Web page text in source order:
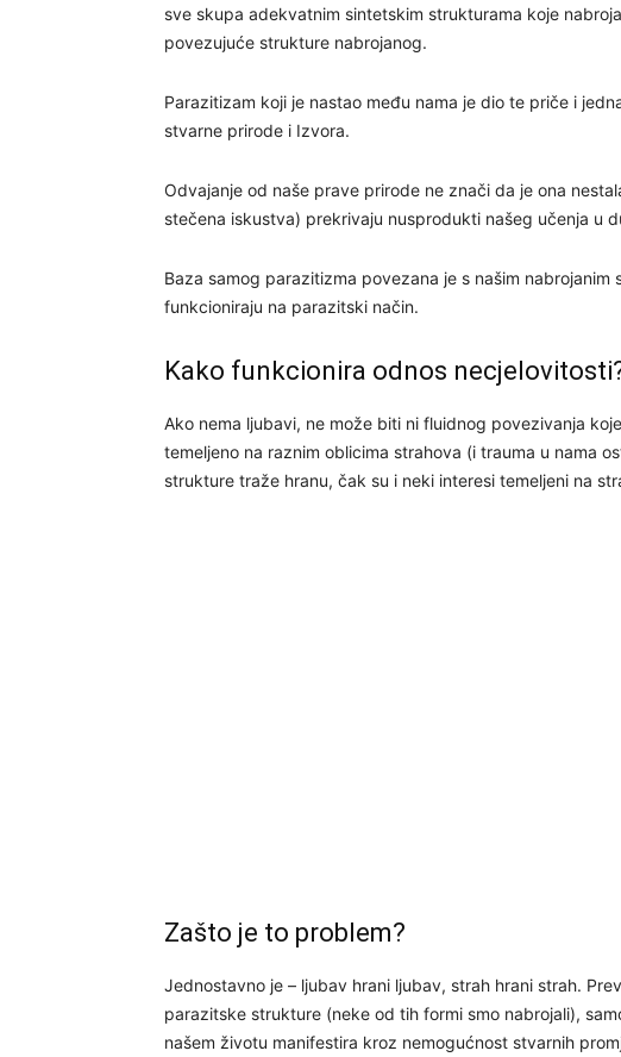
sve skupa adekvatnim sintetskim strukturama koje
povezujuće strukture nabrojanog.
Parazitizam koji je nastao među nama je dio te priče i
stvarne prirode i Izvora.
Odvajanje od naše prave prirode ne znači da je ona
stečena iskustva) prekrivaju nusprodukti našeg učenja u
Baza samog parazitizma povezana je s našim
funkcioniraju na parazitski način.
Kako funkcionira odnos
Ako nema ljubavi, ne može biti ni fluidnog povezivanja
temeljeno na raznim oblicima strahova (i trauma u nama
strukture traže hranu, čak su i neki interesi temeljeni na
Zašto je to problem?
Jednostavno je – ljubav hrani ljubav, strah hrani strah.
parazitske strukture (neke od tih formi smo nabrojali),
našem životu manifestira kroz nemogućnost stvarnih